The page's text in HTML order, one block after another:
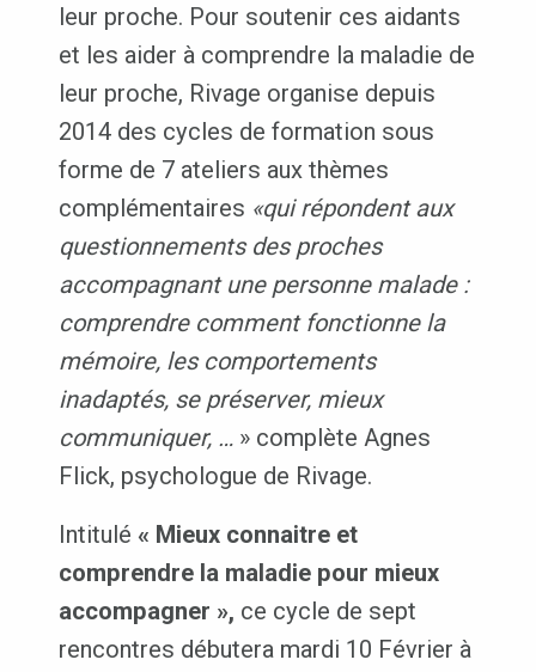
leur proche. Pour soutenir ces aidants
et les aider à comprendre la maladie de
leur proche, Rivage organise depuis
2014 des cycles de formation sous
forme de 7 ateliers aux thèmes
complémentaires «qui répondent aux
questionnements des proches
accompagnant une personne malade :
comprendre comment fonctionne la
mémoire, les comportements
inadaptés, se préserver, mieux
communiquer, …» complète Agnes
Flick, psychologue de Rivage.
Intitulé « Mieux connaitre et
comprendre la maladie pour mieux
accompagner », ce cycle de sept
rencontres débutera mardi 10 Février à